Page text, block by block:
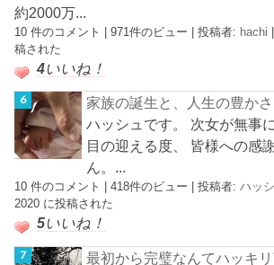
約2000万...
10 件のコメント |971件のビュー |投稿者: hachi
稿された
4いいね！
家族の誕生と、人生の豊かさ
ハッシュです。 次女が無事
目の迎える度、 皆様への感
ん。...
10 件のコメント |418件のビュー |投稿者:ハッ
2020 に投稿された
5いいね！
最初から完璧なんてハッキリ